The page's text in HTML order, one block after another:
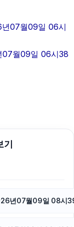
사전문변호사
주운전변호사
혼전문변호사
07월09일 06시
07월09일 06시38
년07월09일 08시